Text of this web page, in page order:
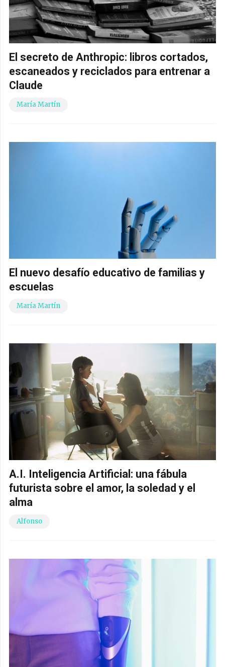
El secreto de Anthropic: libros cortados,
escaneados y reciclados para entrenar a
Claude
María Martín
El nuevo desafío educativo de familias y
escuelas
María Martín
A.I. Inteligencia Artificial: una fábula
futurista sobre el amor, la soledad y el
alma
Alfonso